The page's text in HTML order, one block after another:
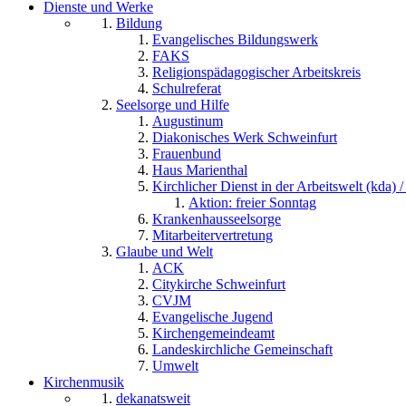
Dienste und Werke
Bildung
Evangelisches Bildungswerk
FAKS
Religionspädagogischer Arbeitskreis
Schulreferat
Seelsorge und Hilfe
Augustinum
Diakonisches Werk Schweinfurt
Frauenbund
Haus Marienthal
Kirchlicher Dienst in der Arbeitswelt (kda) /
Aktion: freier Sonntag
Krankenhausseelsorge
Mitarbeitervertretung
Glaube und Welt
ACK
Citykirche Schweinfurt
CVJM
Evangelische Jugend
Kirchengemeindeamt
Landeskirchliche Gemeinschaft
Umwelt
Kirchenmusik
dekanatsweit